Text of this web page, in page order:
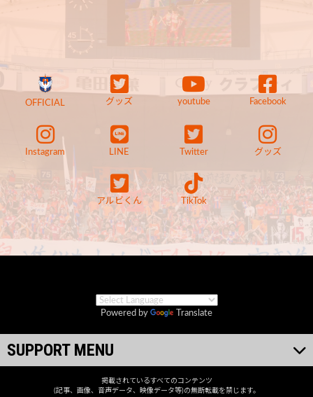
OFFICIAL グッズ youtube Facebook
Instagram LINE Twitter グッズ
アルビくん TikTok
Powered by Translate
SUPPORT MENU
掲載されているすべてのコンテンツ
(記事、画像、音声データ、映像データ等)の無断転載を禁じます。